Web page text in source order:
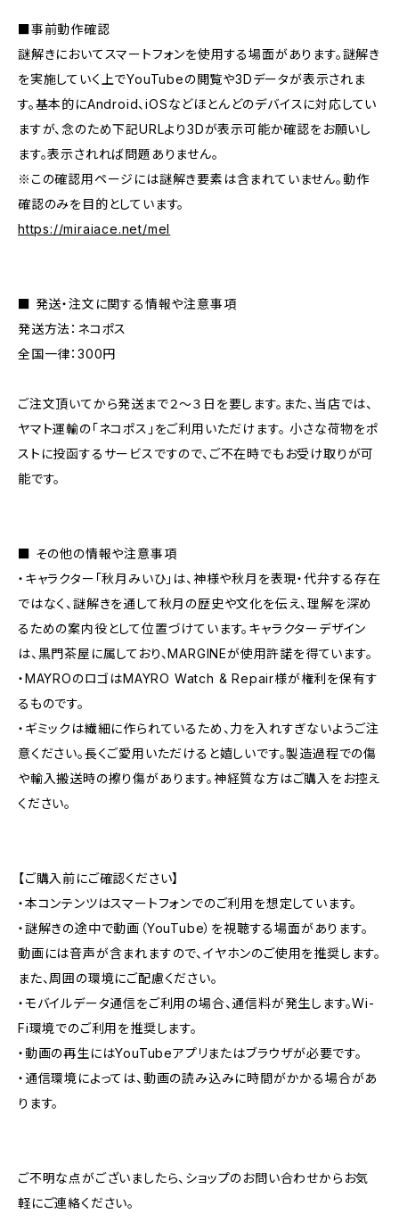
■事前動作確認
謎解きにおいてスマートフォンを使用する場面があります。謎解き
を実施していく上でYouTubeの閲覧や3Dデータが表示されま
す。基本的にAndroid、iOSなどほとんどのデバイスに対応してい
ますが、念のため下記URLより3Dが表示可能か確認をお願いし
ます。表示されれば問題ありません。
※この確認用ページには謎解き要素は含まれていません。動作
確認のみを目的としています。
https://miraiace.net/mel
■ 発送・注文に関する情報や注意事項
発送方法：ネコポス
全国一律：300円
ご注文頂いてから発送まで２～３日を要します。また、当店では、
ヤマト運輸の「ネコポス」をご利用いただけます。 小さな荷物をポ
ストに投函するサービスですので、ご不在時でもお受け取りが可
能です。
■ その他の情報や注意事項
・キャラクター「秋月みいひ」は、神様や秋月を表現・代弁する存在
ではなく、謎解きを通して秋月の歴史や文化を伝え、理解を深め
るための案内役として位置づけています。キャラクターデザイン
は、黒門茶屋に属しており、MARGINEが使用許諾を得ています。
・MAYROのロゴはMAYRO Watch & Repair様が権利を保有す
るものです。
・ギミックは繊細に作られているため、力を入れすぎないようご注
意ください。長くご愛用いただけると嬉しいです。製造過程での傷
や輸入搬送時の擦り傷があります。神経質な方はご購入をお控え
ください。
【ご購入前にご確認ください】
・本コンテンツはスマートフォンでのご利用を想定しています。
・謎解きの途中で動画（YouTube）を視聴する場面があります。
動画には音声が含まれますので、イヤホンのご使用を推奨します。
また、周囲の環境にご配慮ください。
・モバイルデータ通信をご利用の場合、通信料が発生します。Wi-
Fi環境でのご利用を推奨します。
・動画の再生にはYouTubeアプリまたはブラウザが必要です。
・通信環境によっては、動画の読み込みに時間がかかる場合があ
ります。
ご不明な点がございましたら、ショップのお問い合わせからお気
軽にご連絡ください。